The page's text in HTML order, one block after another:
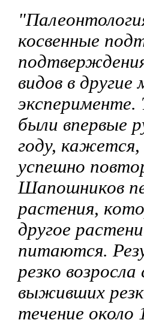
косвенные
видов в
эксперименте.
были впервые
году, кажется,
успешно
Шапошников
растения,
другое
питаются.
резко
выживших
течение около